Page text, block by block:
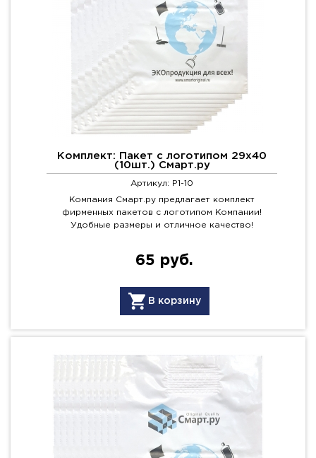
Комплект: Пакет с логотипом 29х40
(10шт.) Смарт.ру
Артикул: P1-10
Компания Смарт.ру предлагает комплект
фирменных пакетов с логотипом Компании!
Удобные размеры и отличное качество!
65 руб.
В корзину